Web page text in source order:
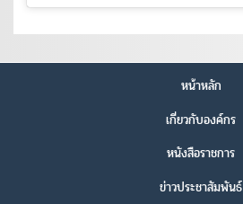
หน้าหลัก
เกี่ยวกับองค์กร
หนังสือราชการ
ข่าวประชาสัมพันธ์